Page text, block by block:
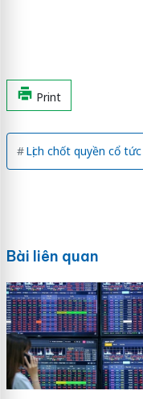
Print
Lịch chốt quyền cổ tức
Bài liên quan